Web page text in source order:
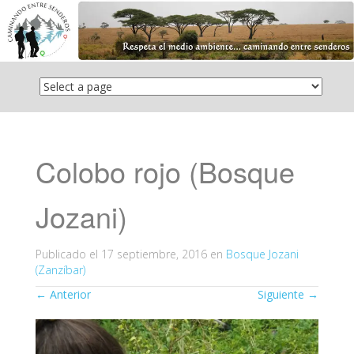
Saltar
contenido
Colobo rojo (Bosque
Jozani)
Publicado el 17 septiembre, 2016 en Bosque Jozani
(Zanzíbar)
← Anterior Siguiente →